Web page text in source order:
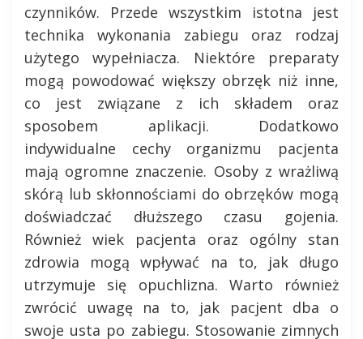
czynników. Przede wszystkim istotna jest
technika wykonania zabiegu oraz rodzaj
użytego wypełniacza. Niektóre preparaty
mogą powodować większy obrzęk niż inne,
co jest związane z ich składem oraz
sposobem aplikacji. Dodatkowo
indywidualne cechy organizmu pacjenta
mają ogromne znaczenie. Osoby z wrażliwą
skórą lub skłonnościami do obrzęków mogą
doświadczać dłuższego czasu gojenia.
Również wiek pacjenta oraz ogólny stan
zdrowia mogą wpływać na to, jak długo
utrzymuje się opuchlizna. Warto również
zwrócić uwagę na to, jak pacjent dba o
swoje usta po zabiegu. Stosowanie zimnych